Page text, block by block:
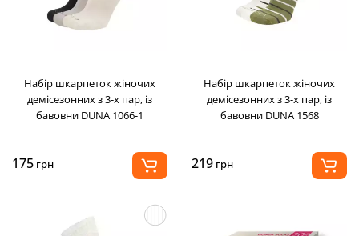
Набір шкарпеток жіночих
демісезонних з 3-х пар, із
бавовни DUNA 1066-1
175 грн
Набір шкарпеток жіночих
демісезонних з 3-х пар, із
бавовни DUNA 1568
219 грн